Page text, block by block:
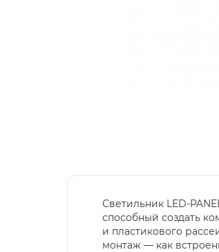
Светильник LED-
способный создать
и пластикового
монтаж — как